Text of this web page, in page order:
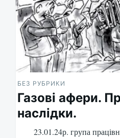
БЕЗ РУБРИКИ
Газові афери.
наслідки.
23.01.24р. група